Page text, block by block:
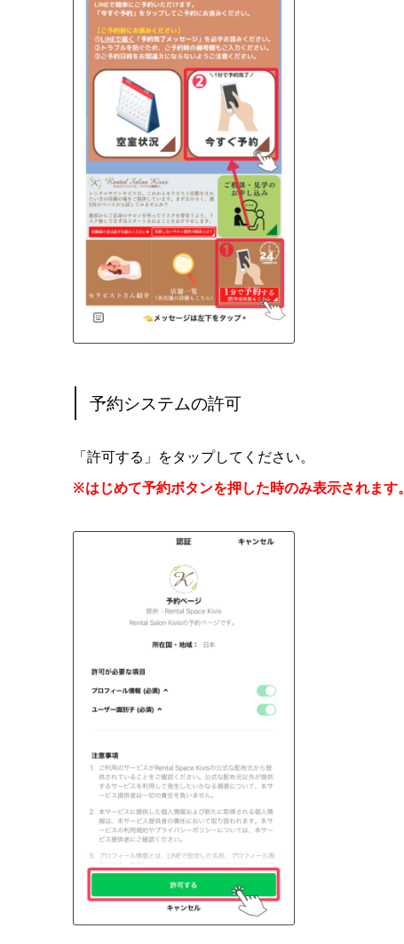
予約システムの許可
「許可する」をタップしてください。
※はじめて予約ボタンを押した時のみ表示されます。